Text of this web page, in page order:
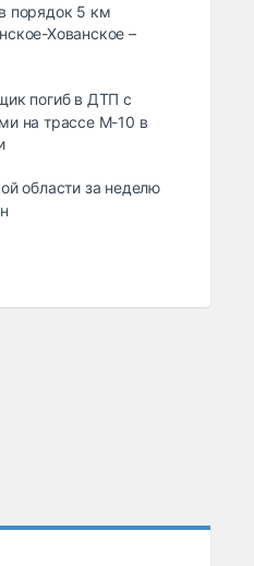
порядок 5 км
Хованское –
погиб в ДТП с
на трассе М-10 в
области за неделю